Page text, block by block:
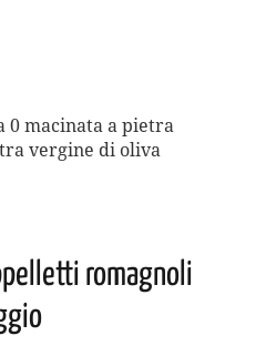
0 macinata a pietra
vergine di oliva
romagnoli